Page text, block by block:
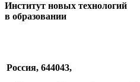
Институт новых технологий
в образовании
Россия, 644043,